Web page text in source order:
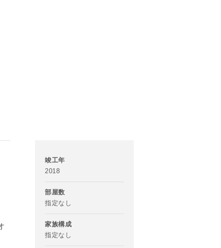
竣工年
2018
部屋数
指定なし
家族構成
指定なし